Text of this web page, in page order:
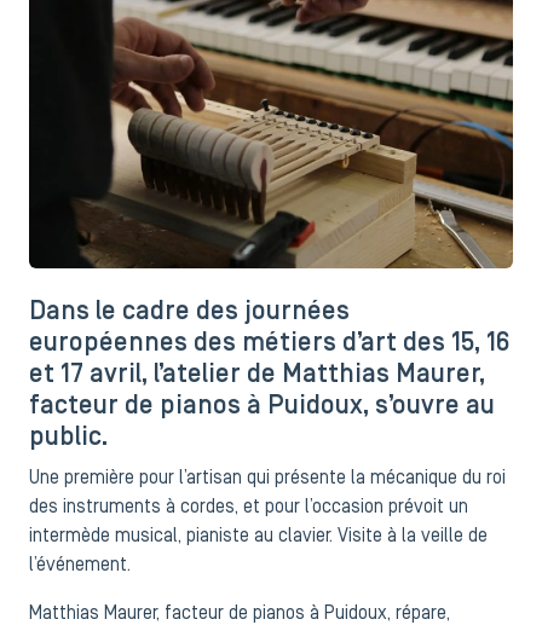
Dans le cadre des journées
européennes des métiers d’art des 15, 16
et 17 avril, l’atelier de Matthias Maurer,
facteur de pianos à Puidoux, s’ouvre au
public.
Une première pour l’artisan qui présente la mécanique du roi
des instruments à cordes, et pour l’occasion prévoit un
intermède musical, pianiste au clavier. Visite à la veille de
l’événement.
Matthias Maurer, facteur de pianos à Puidoux, répare,